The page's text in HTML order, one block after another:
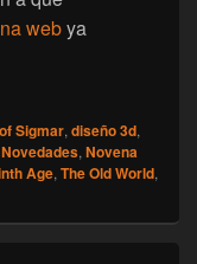
webya
de Julio
Sigmar, diseño 3d,
Novedades, Novena
Age, The Old World,